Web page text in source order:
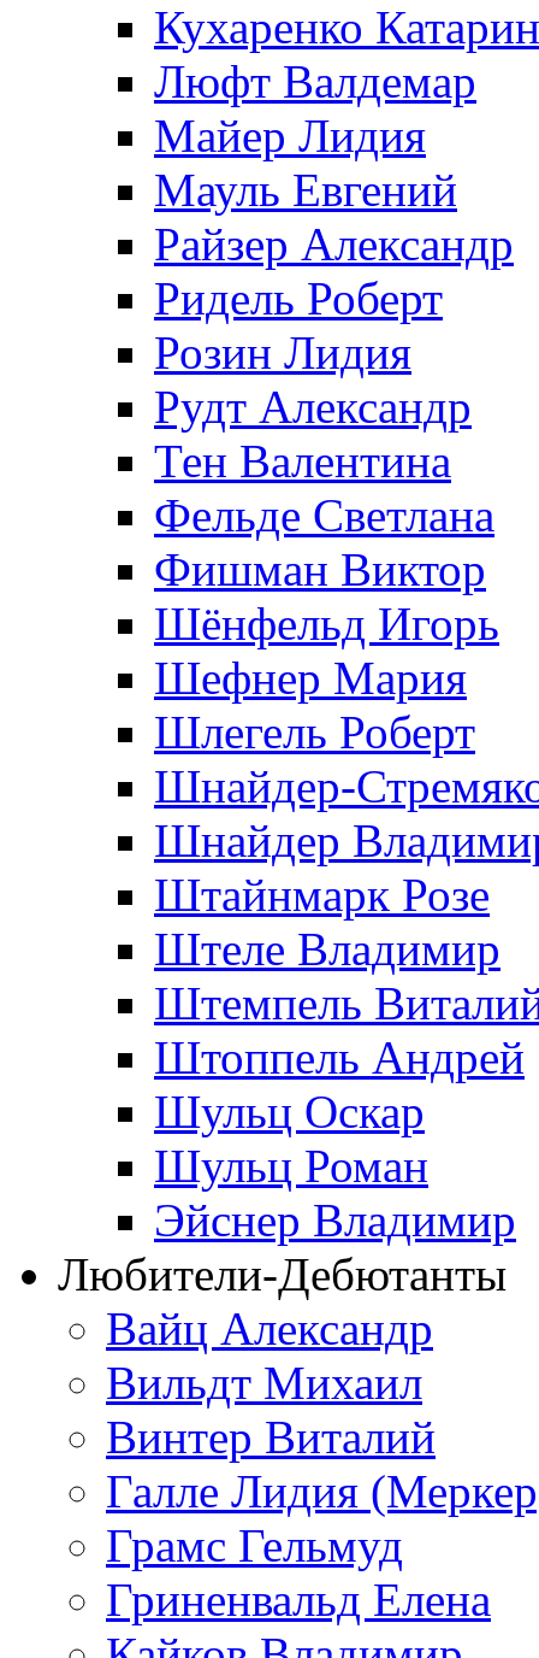
Кухаренко
Люфт Валдемaр
Майер Лидия
Мауль Евгений
Райзер Александр
Ридель Роберт
Розин Лидия
Рудт Александр
Тен Валентина
Фельде Светлана
Фишман Виктор
Шёнфельд Игорь
Шефнер Мария
Шлегель Роберт
Шнайдер-
Шнайдер
Штайнмарк Розe
Штеле Владимир
Штемпель
Штоппель Андрей
Шульц Оскар
Шульц Роман
Эйснер Владимир
Любители-Дебютанты
Вайц Александр
Вильдт Михаил
Винтер Виталий
Галле Лидия
Грамс Гельмуд
Гриненвальд Елена